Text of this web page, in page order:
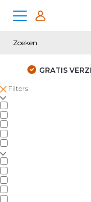
GRATIS
Filters